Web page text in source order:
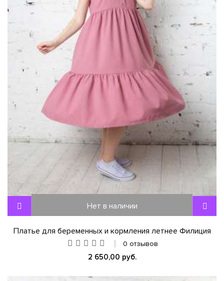
Нет в наличии
Платье для беременных и кормления летнее Филиция
0 отзывов
2 650,00 руб.